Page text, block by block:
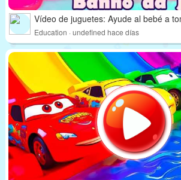
Vídeo de juguetes: Ayude al bebé a
Education · undefined hace días